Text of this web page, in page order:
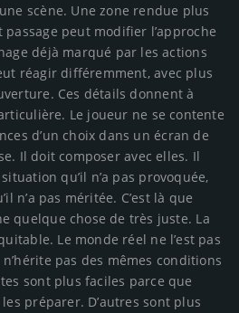
scène. Une zone rendue plus
peut modifier l’approche
déjà marqué par les actions
réagir différemment, avec plus
Ces détails donnent à
Le joueur ne se contente
d’un choix dans un écran de
Il doit composer avec elles. Il
qu’il n’a pas provoquée,
n’a pas méritée. C’est là que
quelque chose de très juste. La
Le monde réel ne l’est pas
pas des mêmes conditions
sont plus faciles parce que
préparer. D’autres sont plus